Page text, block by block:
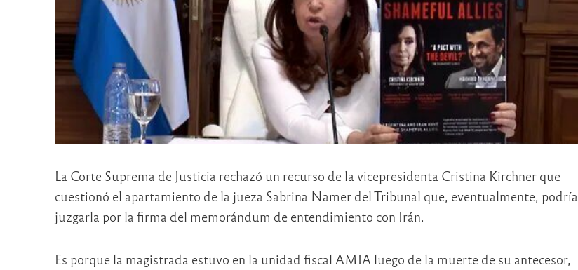
La Corte Suprema de Justicia rechazó un recurso de la vicepresidenta Cristina Kirchner que
cuestionó el apartamiento de la jueza Sabrina Namer del Tribunal que, eventualmente, podría
juzgarla por la firma del memorándum de entendimiento con Irán.
Es porque la magistrada estuvo en la unidad fiscal AMIA luego de la muerte de su antecesor,